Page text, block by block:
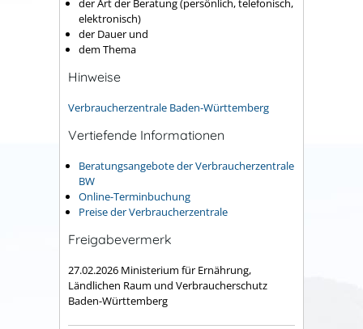
der Art der Beratung (persönlich, telefonisch,
elektronisch)
der Dauer und
dem Thema
Hinweise
Verbraucherzentrale Baden-Württemberg
Vertiefende Informationen
Beratungsangebote der Verbraucherzentrale
BW
Online-Terminbuchung
Preise der Verbraucherzentrale
Freigabevermerk
27.02.2026 Ministerium für Ernährung,
Ländlichen Raum und Verbraucherschutz
Baden-Württemberg